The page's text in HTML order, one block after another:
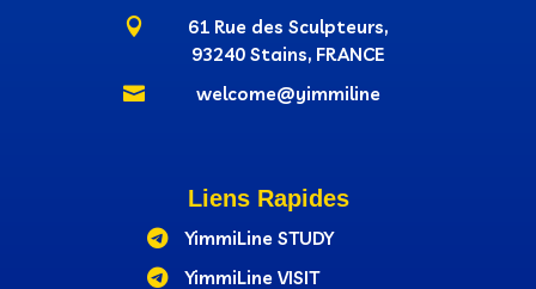

61 Rue des Sculpteurs,
93240 Stains, FRANCE
 welcome@yimmiline
Liens Rapides

YimmiLine STUDY

YimmiLine VISIT